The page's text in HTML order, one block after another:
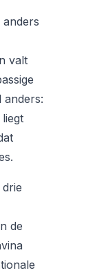
valt
anders:
de